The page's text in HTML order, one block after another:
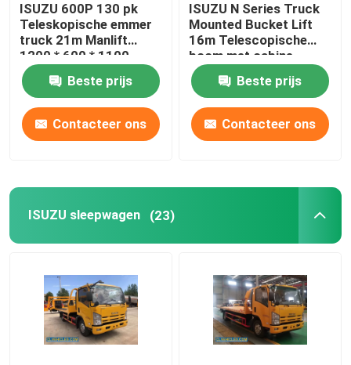
ISUZU 600P 130 pk
Teleskopische emmer
truck 21m Manlift
1200 * 600 * 1100
Beste prijs
Contacteer ons
ISUZU N Series Truck
Mounted Bucket Lift
16m Telescopische
boom met cabine
Beste prijs
Contacteer ons
ISUZU sleepwagen (23)